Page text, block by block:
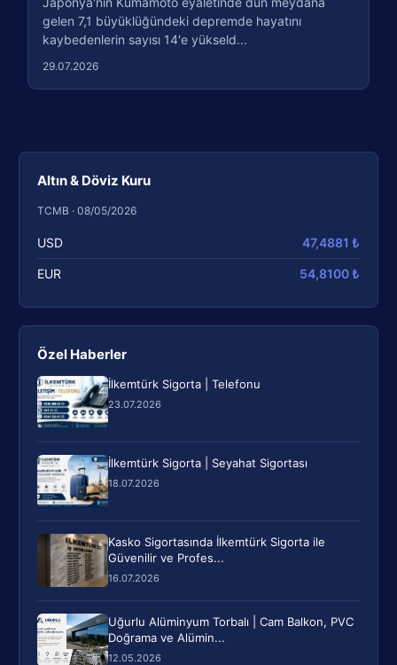
Altın & Döviz Kuru
TCMB · 08/05/2026
USD 47,4881 ₺
EUR 54,8100 ₺
Özel Haberler
İlkemtürk Sigorta | Telefonu
23.07.2026
İlkemtürk Sigorta | Seyahat Sigortası
18.07.2026
Kasko Sigortasında İlkemtürk Sigorta ile
Güvenilir ve Profes...
16.07.2026
Uğurlu Alüminyum Torbalı | Cam Balkon, PVC
Doğrama ve Alümin...
12.05.2026
gelen 7,1 büyüklüğündeki depremde hayatını
kaybedenlerin sayısı 14'e yükseld...
29.07.2026